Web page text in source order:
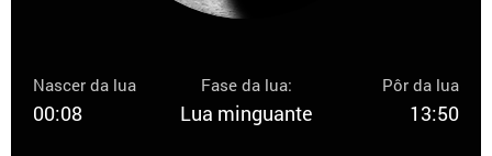
Nascer da lua
00:08
Fase da lua:
Lua minguante
Pôr da lua
13:50